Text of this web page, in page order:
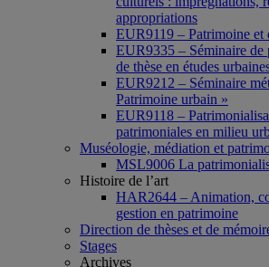
appropriations
EUR9119 – Patrimoine et
EUR9335 – Séminaire de
de thèse en études
EUR9212 – Séminaire
Patrimoine urbain »
EUR9118 –
patrimoniales en milieu
Muséologie, médiation et
MSL9006 La
Histoire de l’art
HAR2644 – Animation,
gestion en patrimoine
Direction de thèses et de
Stages
Archives